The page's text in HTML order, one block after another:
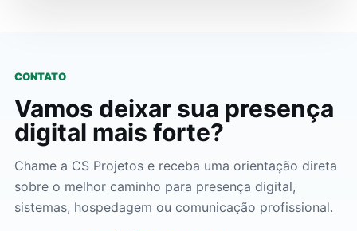
CONTATO
Vamos deixar sua presença
digital mais forte?
Chame a CS Projetos e receba uma orientação direta
sobre o melhor caminho para presença digital,
sistemas, hospedagem ou comunicação profissional.